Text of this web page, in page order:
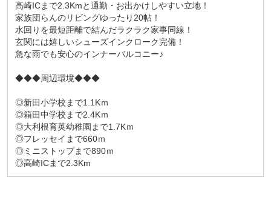
高崎ICまで2.3Kmと通勤・お出かけしやすい立地！
家族団らんのリビングゆったり20帖！
水回りを最短距離で結んだラクラク家事同線！
玄関には嬉しいシューズインクローク完備！
急な雨でも安心のインナーバルコニー♪
◆◆◆周辺環境◆◆◆
◎新田小学校まで1.1Kｍ
◎箱田中学校まで2.4Kｍ
◎大利根育英幼稚園まで1.7Kｍ
◎フレッセイまで660ｍ
◎ミニストップまで890ｍ
◎高崎ICまで2.3Km